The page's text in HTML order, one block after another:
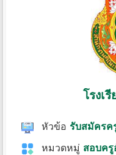
โรงเ
หัวข้อ รับสมัครค
หมวดหมู่ สอบครู